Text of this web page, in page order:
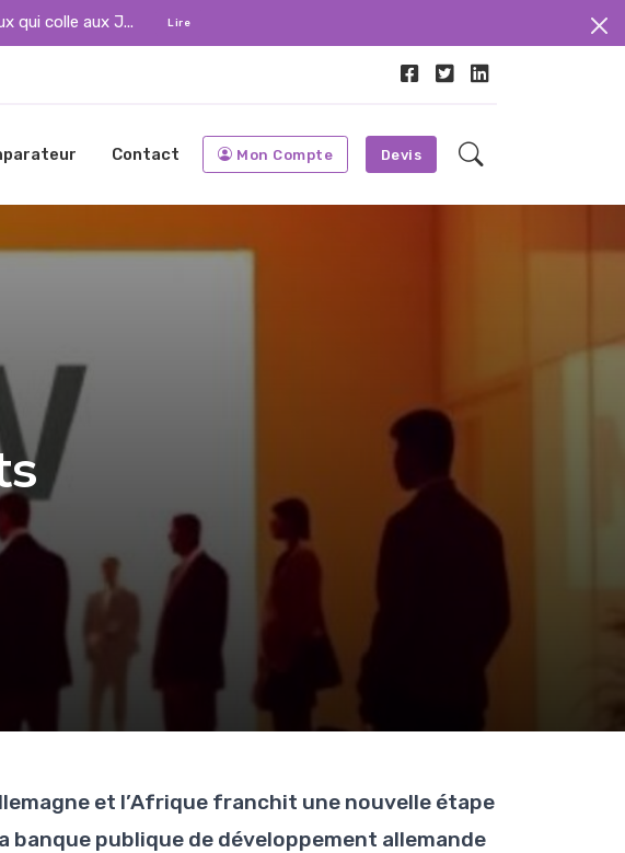
qui colle aux J... Lire
Contact Mon Compte Devis
et l’Afrique franchit une nouvelle étape
banque publique de développement allemande